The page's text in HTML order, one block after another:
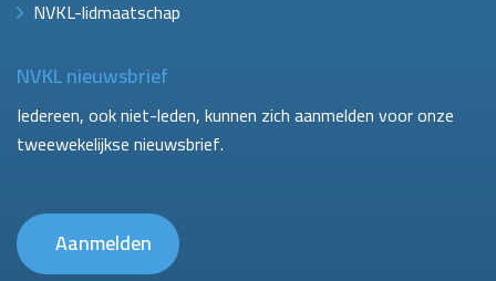
NVKL-lidmaatschap
NVKL nieuwsbrief
Iedereen, ook niet-leden, kunnen zich aanmelden voor onze
tweewekelijkse nieuwsbrief.
Aanmelden